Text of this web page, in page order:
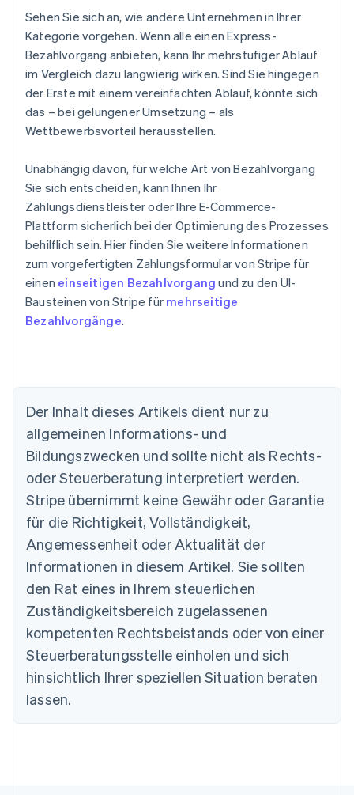
Sehen Sie sich an, wie andere Unternehmen in Ihrer
Kategorie vorgehen. Wenn alle einen Express-
Bezahlvorgang anbieten, kann Ihr mehrstufiger Ablauf
im Vergleich dazu langwierig wirken. Sind Sie hingegen
der Erste mit einem vereinfachten Ablauf, könnte sich
das – bei gelungener Umsetzung – als
Wettbewerbsvorteil herausstellen.
Unabhängig davon, für welche Art von Bezahlvorgang
Sie sich entscheiden, kann Ihnen Ihr
Zahlungsdienstleister oder Ihre E-Commerce-
Plattform sicherlich bei der Optimierung des Prozesses
behilflich sein. Hier finden Sie weitere Informationen
zum vorgefertigten Zahlungsformular von Stripe für
einen einseitigen Bezahlvorgang und zu den UI-
Bausteinen von Stripe für mehrseitige
Bezahlvorgänge.
Der Inhalt dieses Artikels dient nur zu
allgemeinen Informations- und
Bildungszwecken und sollte nicht als Rechts-
oder Steuerberatung interpretiert werden.
Stripe übernimmt keine Gewähr oder Garantie
für die Richtigkeit, Vollständigkeit,
Angemessenheit oder Aktualität der
Informationen in diesem Artikel. Sie sollten
den Rat eines in Ihrem steuerlichen
Zuständigkeitsbereich zugelassenen
kompetenten Rechtsbeistands oder von einer
Steuerberatungsstelle einholen und sich
hinsichtlich Ihrer speziellen Situation beraten
lassen.
Australien
Belgien
NederlandsFrançais Deutsch English
Brasilien
Português English
Bulgarien
English
Dänemark
English
Deutschland
Deutsch English
Estland
English